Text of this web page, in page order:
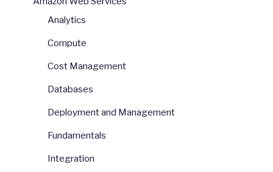
Analytics
Compute
Cost Management
Databases
Deployment and Management
Fundamentals
Integration